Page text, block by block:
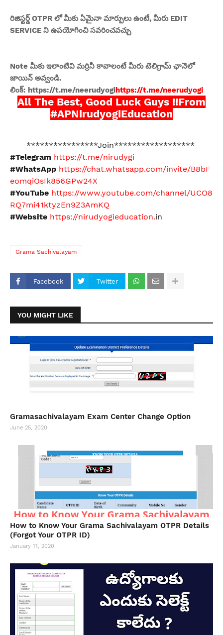
రిజిస్టర్డ్ OTPR లో మీకు ఏమైనా మార్పులు ఉంటే, మీరు EDIT
SERVICE ని ఉపయోగించి సవరించవచ్చు
Note మీకు ఇలాంటివి మర్రినీ కావాలంటే మీరు టెలిగ్రామ్ ఛానెలో
జాయిన్ అవ్వండి.
లింక్: https://t.me/neerudyogihttps://t.me/neerudyogi
All The Best, Good Luck Guys !!From
#APNirudyogiEducation
****************Join******************
#Telegram https://t.me/nirudygi
#WhatsApp https://chat.whatsapp.com/invite/B8bF
eomqiOsIk856GPw24X
#YouTube https://www.youtube.com/channel/UCO8
RQ7mi41ktyzEn9Z3AmKQ
#Website https://nirudyogieducation.in
Grama Sachivalayam
Facebook Twitter
YOU MIGHT LIKE
Gramasachivalayam Exam Center Change Option
June 25, 2020
How to Know Your Grama Sachivalayam OTPR Details
(Forgot Your OTPR ID)
January 11, 2020